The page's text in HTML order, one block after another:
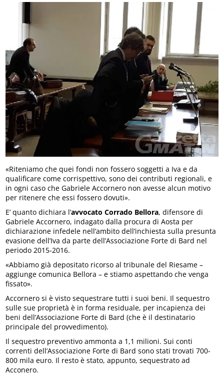
«Riteniamo che quei fondi non fossero soggetti a Iva e da
qualificare come corrispettivo, sono dei contributi regionali, e
in ogni caso che Gabriele Accornero non avesse alcun motivo
per ritenere che essi fossero dovuti».
E’ quanto dichiara l’avvocato Corrado Bellora, difensore di
Gabriele Accornero, indagato dalla procura di Aosta per
dichiarazione infedele nell’ambito dell’inchiesta sulla presunta
evasione dell’Iva da parte dell’Associazione Forte di Bard nel
periodo 2015-2016.
«Abbiamo già depositato ricorso al tribunale del Riesame –
aggiunge comunica Bellora – e stiamo aspettando che venga
fissato».
Accornero si è visto sequestrare tutti i suoi beni. Il sequestro
sulle sue proprietà è in forma residuale, per incapienza dei
beni dell’Associazione Forte di Bard (che è il destinatario
principale del provvedimento).
Il sequestro preventivo ammonta a 1,1 milioni. Sui conti
correnti dell’Associazione Forte di Bard sono stati trovati 700-
800 mila euro. Il resto è stato, appunto, sequestrato ad
Acconero.